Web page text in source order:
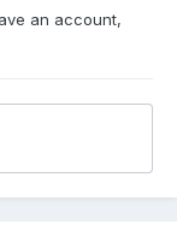
an account,